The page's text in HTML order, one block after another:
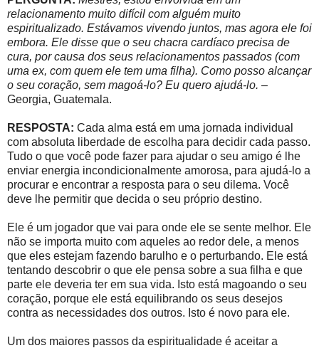
relacionamento muito difícil com alguém muito
espiritualizado. Estávamos vivendo juntos, mas agora ele foi
embora. Ele disse que o seu chacra cardíaco precisa de
cura, por causa dos seus relacionamentos passados (com
uma ex, com quem ele tem uma filha). Como posso alcançar
o seu coração, sem magoá-lo? Eu quero ajudá-lo. –
Georgia, Guatemala.
RESPOSTA: Cada alma está em uma jornada individual
com absoluta liberdade de escolha para decidir cada passo.
Tudo o que você pode fazer para ajudar o seu amigo é lhe
enviar energia incondicionalmente amorosa, para ajudá-lo a
procurar e encontrar a resposta para o seu dilema. Você
deve lhe permitir que decida o seu próprio destino.
Ele é um jogador que vai para onde ele se sente melhor. Ele
não se importa muito com aqueles ao redor dele, a menos
que eles estejam fazendo barulho e o perturbando. Ele está
tentando descobrir o que ele pensa sobre a sua filha e que
parte ele deveria ter em sua vida. Isto está magoando o seu
coração, porque ele está equilibrando os seus desejos
contra as necessidades dos outros. Isto é novo para ele.
Um dos maiores passos da espiritualidade é aceitar a